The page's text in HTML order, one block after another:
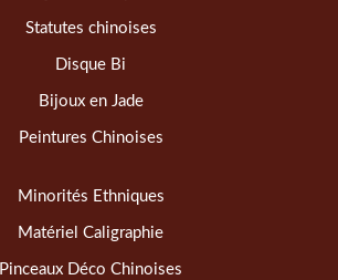
Statutes chinoises
Disque Bi
Bijoux en Jade
Peintures Chinoises
Minorités Ethniques
Matériel Caligraphie
Pinceaux Déco Chinoises